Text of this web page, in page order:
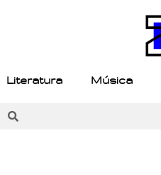
Literatura Música